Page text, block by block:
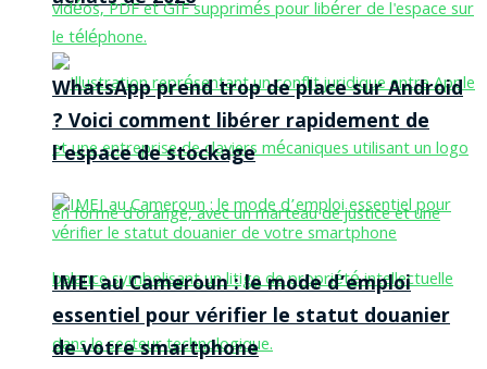
WhatsApp prend trop de place sur Android
? Voici comment libérer rapidement de
l’espace de stockage
IMEI au Cameroun : le mode d’emploi
essentiel pour vérifier le statut douanier
de votre smartphone